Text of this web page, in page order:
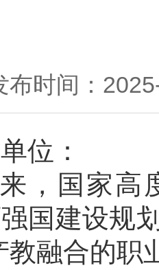
布时间：
位：
，国家高
强国建设
教融合的职